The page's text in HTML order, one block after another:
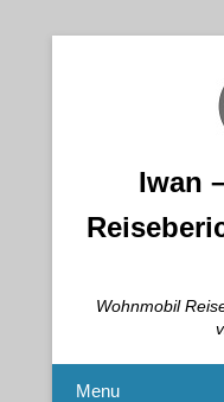
Iwan
Wohnmobil
Menu